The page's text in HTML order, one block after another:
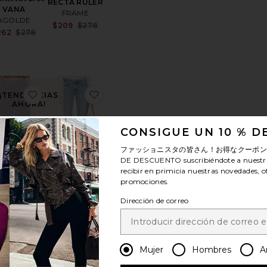
VANA
$278
RECTA RULER
FRAME
$209 $278
price:
Low Rise Boyfriend Jeans
¡TENDENCIAS
AHORA!
9 veces en
últimas 48 horas
SUPER
BAGGY
LEVI'S
Sale price:
$88
Previous price:
$110
favoritoBARRIL SUPER BAGGY
PIERNA
RECTA LOW
RISE SLIM
AGOLDE
Sale price:
$211
$248
SOSTENIBLE
CONSIGUE UN 10 %
ファッショニスタの皆さん！お得なクーポ
DE DESCUENTO suscribiéndote a
recibir en primicia nuestras novedades,
promociones.
Dirección de correo
Mujer Hombres